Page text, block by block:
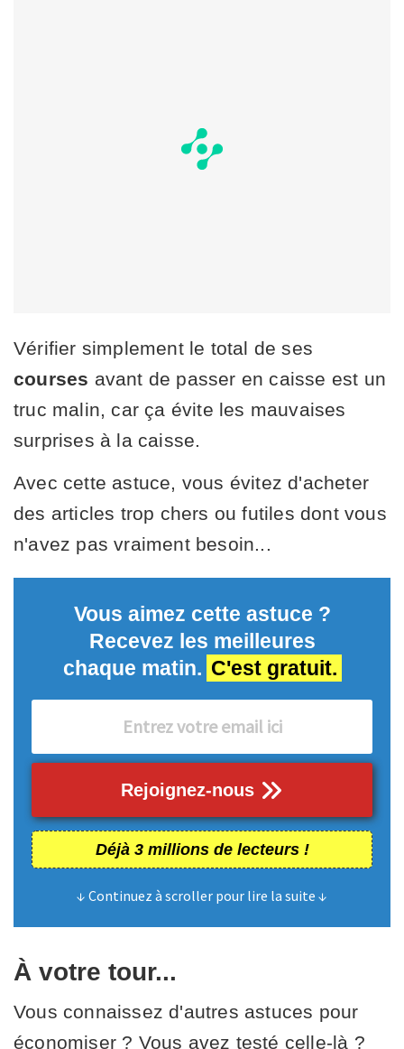
Vérifier simplement le total de ses
courses avant de passer en caisse est un
truc malin, car ça évite les mauvaises
surprises à la caisse.
Avec cette astuce, vous évitez d'acheter
des articles trop chers ou futiles dont vous
n'avez pas vraiment besoin...
Vous aimez cette astuce ?
Recevez les meilleures
chaque matin. C'est gratuit.
Rejoignez-nous
Déjà 3 millions de lecteurs !
↓ Continuez à scroller pour lire la suite ↓
À votre tour...
Vous connaissez d'autres astuces pour
économiser ? Vous avez testé celle-là ?